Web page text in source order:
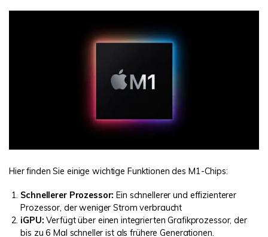
Hier finden Sie einige wichtige Funktionen des M1-Chips:
Schnellerer Prozessor: Ein schnellerer und effizienterer
Prozessor, der weniger Strom verbraucht
iGPU: Verfügt über einen integrierten Grafikprozessor, der
bis zu 6 Mal schneller ist als frühere Generationen.